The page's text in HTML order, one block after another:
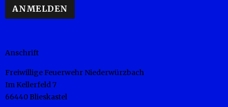
Anschrift
Freiwillige Feuerwehr Niederwürzbach
Im Kellerfeld 7
66440 Blieskastel